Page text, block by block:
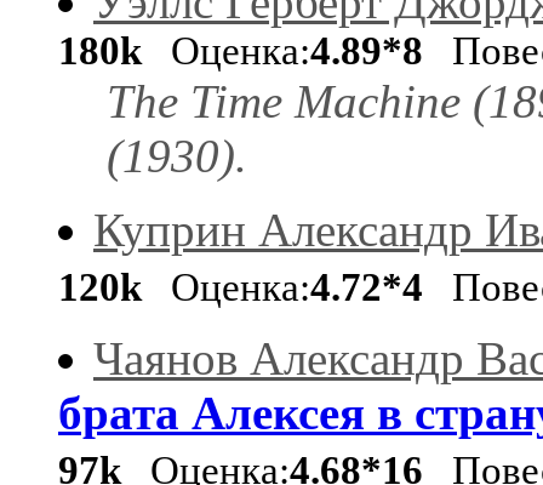
180kОценка:4.89*8
The Time Machine
(1930).
Куприн Александр
120kОценка:4.72*4
Чаянов Александр
брата Алексея в
97kОценка:4.68*16